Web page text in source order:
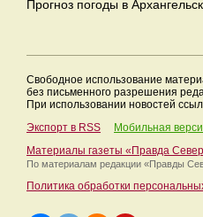
Прогноз погоды в
Свободное использование
без письменного разрешения
При использовании новостей
Экспорт в RSS
Мобильная
Материалы газеты «Правда
По материалам редакции «Правды
Политика обработки